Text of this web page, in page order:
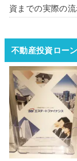
資までの実際の
不動産投資ロー